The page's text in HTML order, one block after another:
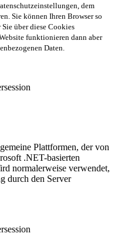
dem
Sie können Ihren Browser so
über diese Cookies
funktionieren dann aber
Daten.
Plattformen, der von
.NET-basierten
normalerweise verwendet,
durch den Server